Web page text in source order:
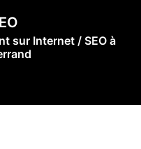
sur Internet / SEO à